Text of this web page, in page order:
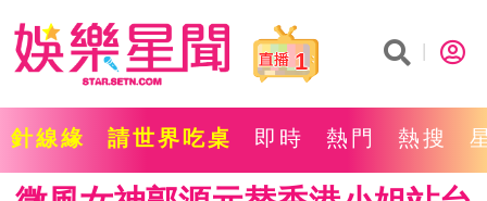
1
針線緣 請世界吃桌 即時 熱門 熱搜